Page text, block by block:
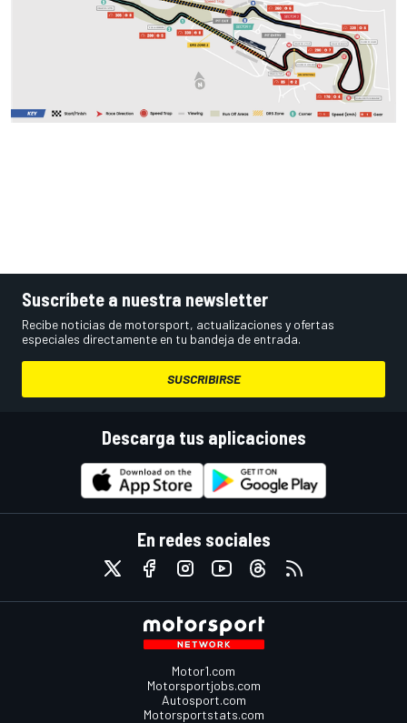
Suscríbete a nuestra newsletter
Recibe noticias de motorsport, actualizaciones y ofertas
especiales directamente en tu bandeja de entrada.
SUSCRIBIRSE
Descarga tus aplicaciones
En redes sociales
Motor1.com
Motorsportjobs.com
Autosport.com
Motorsportstats.com